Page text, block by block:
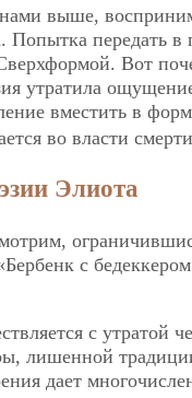
выше,
передать в
Вот
утратила
вместить в
во власти
Элиота
с
с утратой
лишенной
дает